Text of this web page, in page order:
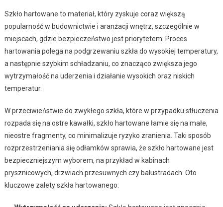
Szkło hartowane to materiał, który zyskuje coraz większą
popularność w budownictwie i aranżacji wnętrz, szczególnie w
miejscach, gdzie bezpieczeństwo jest priorytetem. Proces
hartowania polega na podgrzewaniu szkła do wysokiej temperatury,
a następnie szybkim schładzaniu, co znacząco zwiększa jego
wytrzymałość na uderzenia i działanie wysokich oraz niskich
temperatur.
W przeciwieństwie do zwykłego szkła, które w przypadku stłuczenia
rozpada się na ostre kawałki, szkło hartowane łamie się na małe,
nieostre fragmenty, co minimalizuje ryzyko zranienia. Taki sposób
rozprzestrzeniania się odłamków sprawia, że szkło hartowane jest
bezpieczniejszym wyborem, na przykład w kabinach
prysznicowych, drzwiach przesuwnych czy balustradach. Oto
kluczowe zalety szkła hartowanego: